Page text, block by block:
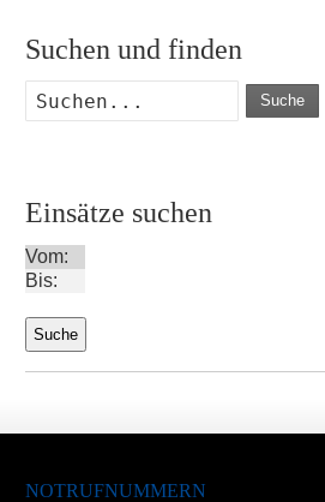
Suchen und finden
Suche
Einsätze suchen
Vom:
Bis:
NOTRUFNUMMERN